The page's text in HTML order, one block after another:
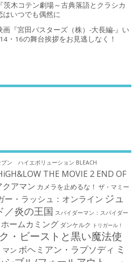
木コテン劇場～古典落語とクラシカ
はいつでも偶然に
『宮田バスターズ（株）-大長編-』い
・16の舞台挨拶をお見逃しなく！
ブン ハイエボリューション BLEACH
THE MOVIE 2 END OF
クアマン カメラを止めるな！ ザ・マミー
ー・ラッシュ：オンライン ジュ
／炎の王国 スパイダーマン：スパイダー
ームカミング ダンケルク トリガール！
・ビーストと黒い魔法使
マン ボヘミアン・ラプソディ ミ